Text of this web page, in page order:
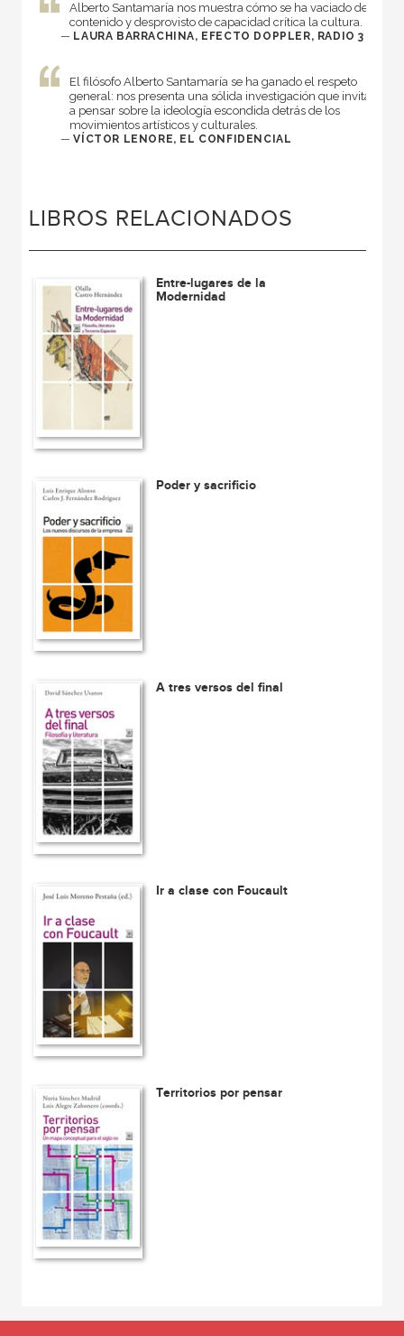
Alberto Santamaría nos muestra cómo se ha vaciado de
contenido y desprovisto de capacidad crítica la cultura.
— LAURA BARRACHINA, EFECTO DOPPLER, RADIO 3
El filósofo Alberto Santamaría se ha ganado el respeto
general: nos presenta una sólida investigación que invita
a pensar sobre la ideología escondida detrás de los
movimientos artísticos y culturales.
— VÍCTOR LENORE, EL CONFIDENCIAL
LIBROS RELACIONADOS
Entre-lugares de la
Modernidad
Poder y sacrificio
A tres versos del final
Ir a clase con Foucault
Territorios por pensar